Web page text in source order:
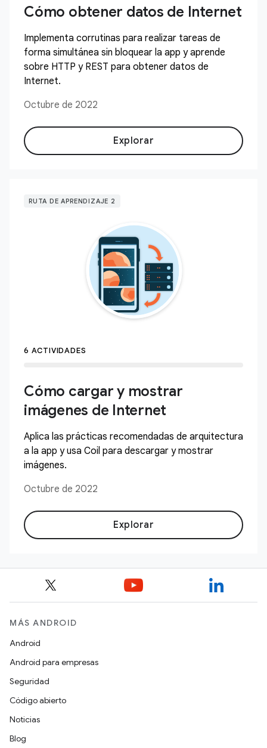
Cómo obtener datos de Internet
Implementa corrutinas para realizar tareas de
forma simultánea sin bloquear la app y aprende
sobre HTTP y REST para obtener datos de
Internet.
Octubre de 2022
Explorar
RUTA DE APRENDIZAJE 2
6 ACTIVIDADES
Cómo cargar y mostrar
imágenes de Internet
Aplica las prácticas recomendadas de arquitectura
a la app y usa Coil para descargar y mostrar
imágenes.
Octubre de 2022
Explorar
MÁS ANDROID
Android
Android para empresas
Seguridad
Código abierto
Noticias
Blog